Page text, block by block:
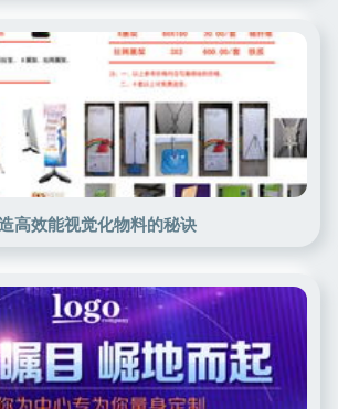
高效能视觉化物料的秘诀